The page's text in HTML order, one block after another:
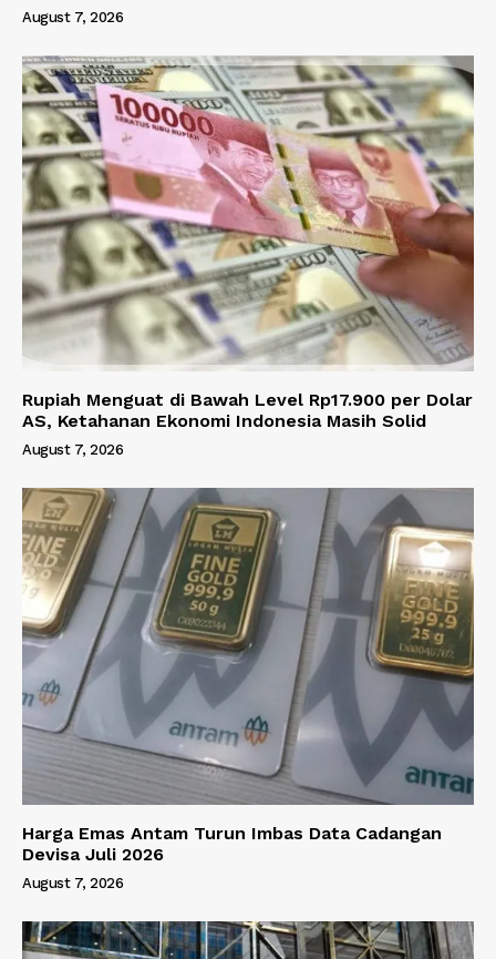
August 7, 2026
Rupiah Menguat di Bawah Level Rp17.900 per Dolar
AS, Ketahanan Ekonomi Indonesia Masih Solid
August 7, 2026
Harga Emas Antam Turun Imbas Data Cadangan
Devisa Juli 2026
August 7, 2026